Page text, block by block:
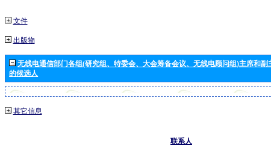
文件
出版物
无线电通信部门各组(研究组、特委会、大会筹备会议、无线电顾问组)主席和副
的候选人
其它信息
联系人